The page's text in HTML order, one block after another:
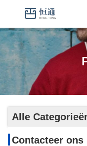
Alle
Contacteer ons